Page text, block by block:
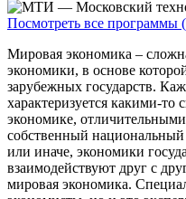
Посмотреть все программы
Мировая экономика –
экономики, в основе
зарубежных государств.
характеризуется какими-то
экономике,
собственный
или иначе, экономики
взаимодействуют друг с
мировая экономика.